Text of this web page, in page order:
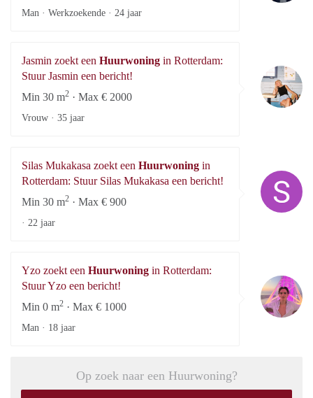
Man · Werkzoekende · 24 jaar
Jasmin zoekt een Huurwoning in Rotterdam:
Stuur Jasmin een bericht!
Min 30 m2 · Max € 2000
Vrouw · 35 jaar
Silas Mukakasa zoekt een Huurwoning in
Rotterdam: Stuur Silas Mukakasa een bericht!
Min 30 m2 · Max € 900
· 22 jaar
Yzo zoekt een Huurwoning in Rotterdam:
Stuur Yzo een bericht!
Min 0 m2 · Max € 1000
Man · 18 jaar
Op zoek naar een Huurwoning?